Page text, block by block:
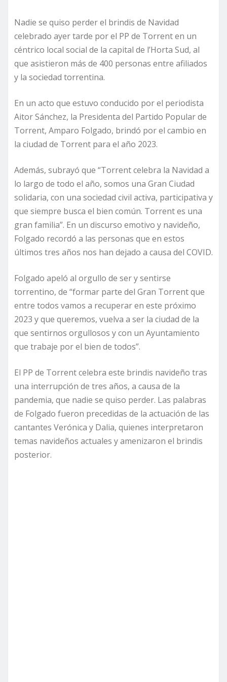
Nadie se quiso perder el brindis de Navidad
celebrado ayer tarde por el PP de Torrent en un
céntrico local social de la capital de l’Horta Sud, al
que asistieron más de 400 personas entre afiliados
y la sociedad torrentina.
En un acto que estuvo conducido por el periodista
Aitor Sánchez, la Presidenta del Partido Popular de
Torrent, Amparo Folgado, brindó por el cambio en
la ciudad de Torrent para el año 2023.
Además, subrayó que “Torrent celebra la Navidad a
lo largo de todo el año, somos una Gran Ciudad
solidaria, con una sociedad civil activa, participativa y
que siempre busca el bien común. Torrent es una
gran familia”. En un discurso emotivo y navideño,
Folgado recordó a las personas que en estos
últimos tres años nos han dejado a causa del COVID.
Folgado apeló al orgullo de ser y sentirse
torrentino, de “formar parte del Gran Torrent que
entre todos vamos a recuperar en este próximo
2023 y que queremos, vuelva a ser la ciudad de la
que sentirnos orgullosos y con un Ayuntamiento
que trabaje por el bien de todos”.
El PP de Torrent celebra este brindis navideño tras
una interrupción de tres años, a causa de la
pandemia, que nadie se quiso perder. Las palabras
de Folgado fueron precedidas de la actuación de las
cantantes Verónica y Dalia, quienes interpretaron
temas navideños actuales y amenizaron el brindis
posterior.